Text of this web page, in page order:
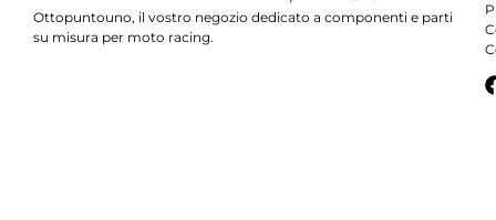
Ottopuntouno, il vostro negozio dedicato a componenti e parti
su misura per moto racing.